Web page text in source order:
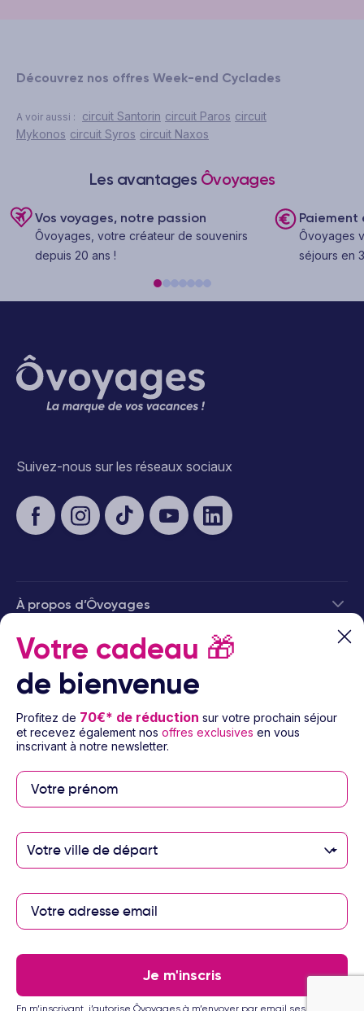
Découvrez nos offres Week-end Cyclades
A voir aussi : circuit Santorin circuit Paros circuit
Mykonos circuit Syros circuit Naxos
Les avantages Ôvoyages
Vos voyages, notre passion
Ôvoyages, votre créateur de souvenirs
depuis 20 ans !
Paiement
Ôvoyages
séjours en
Suivez-nous sur les réseaux sociaux
À propos d’Ôvoyages
Besoin d’aide
© 2026 Ôvoyages
Paiement sécurisé
fois par carte
Floa
Votre cadeau 🎁
de bienvenue
Profitez de 70€* de réduction sur votre prochain séjour
et recevez également nos offres exclusives en vous
inscrivant à notre newsletter.
Votre ville de départ
Je m'inscris
En m’inscrivant, j’autorise Ôvoyages à m’envoyer par email ses offres